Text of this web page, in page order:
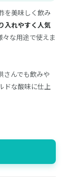
を美味しく飲み
入れやすく人気
々な用途で使えま
さんでも飲みや
ドな酸味に仕上